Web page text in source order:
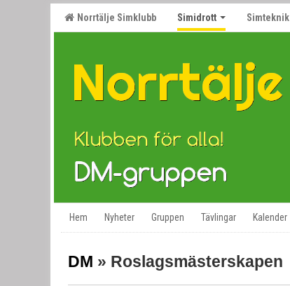
Norrtälje Simklubb Simidrott Simteknik
Hem Nyheter Gruppen Tävlingar Kalender
DM » Roslagsmästerskapen